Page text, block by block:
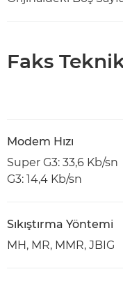
Faks
Modem Hızı
Super G3: 33,6 Kb/sn
G3: 14,4 Kb/sn
Sıkıştırma Yöntemi
MH, MR, MMR, JBIG